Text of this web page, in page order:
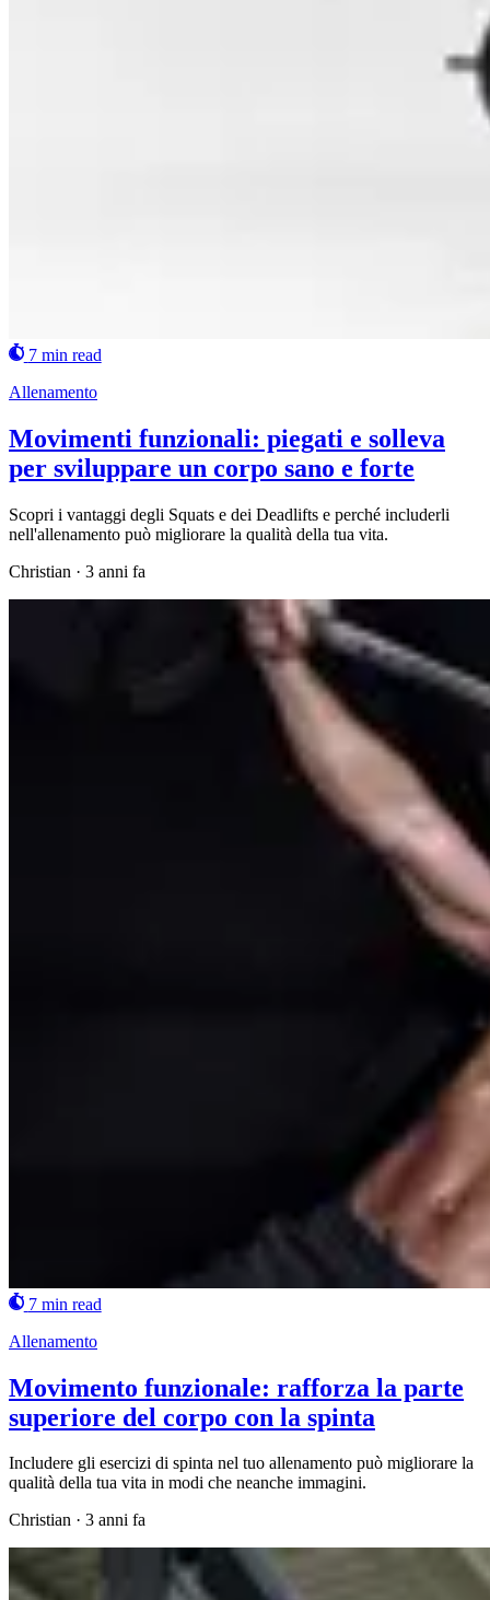
7 min read
Allenamento
Movimenti funzionali: piegati e solleva
per sviluppare un corpo sano e forte
Scopri i vantaggi degli Squats e dei Deadlifts e perché includerli
nell'allenamento può migliorare la qualità della tua vita.
Christian · 3 anni fa
7 min read
Allenamento
Movimento funzionale: rafforza la parte
superiore del corpo con la spinta
Includere gli esercizi di spinta nel tuo allenamento può migliorare la
qualità della tua vita in modi che neanche immagini.
Christian · 3 anni fa